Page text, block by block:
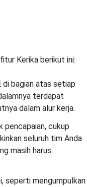
Kerika berikut ini:
di bagian atas setiap
terdapat
dalam alur kerja.
pencapaian, cukup
seluruh tim Anda
masih harus
seperti mengumpulkan